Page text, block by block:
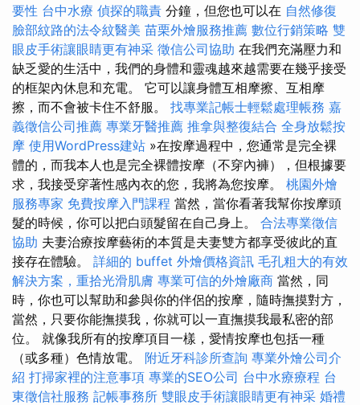
要性 台中水療 偵探的職責 分鐘，但您也可以在 自然修復
臉部紋路的法令紋醫美 苗栗外燴服務推薦 數位行銷策略 雙
眼皮手術讓眼睛更有神采 徵信公司協助 在我們充滿壓力和
缺乏愛的生活中，我們的身體和靈魂越來越需要在幾乎接受
的框架內休息和充電。 它可以讓身體互相摩擦、互相摩
擦，而不會被卡住不舒服。 找專業記帳士輕鬆處理帳務 嘉
義徵信公司推薦 專業牙醫推薦 推拿與整復結合 全身放鬆按
摩 使用WordPress建站 »在按摩過程中，您通常是完全裸
體的，而我本人也是完全裸體按摩（不穿內褲），但根據要
求，我接受穿著性感內衣的您，我將為您按摩。 桃園外燴
服務專家 免費按摩入門課程 當然，當你看著我幫你按摩頭
髮的時候，你可以把白頭髮留在自己身上。 合法專業徵信
協助 夫妻治療按摩藝術的本質是夫妻雙方都享受彼此的直
接存在體驗。 詳細的 buffet 外燴價格資訊 毛孔粗大的有效
解決方案，重拾光滑肌膚 專業可信的外燴廠商 當然，同
時，你也可以幫助和參與你的伴侶的按摩，隨時撫摸對方，
當然，只要你能撫摸我，你就可以一直撫摸我最私密的部
位。 就像我所有的按摩項目一樣，愛情按摩也包括一種
（或多種）色情放電。 附近牙科診所查詢 專業外燴公司介
紹 打掃家裡的注意事項 專業的SEO公司 台中水療療程 台
東徵信社服務 記帳事務所 雙眼皮手術讓眼睛更有神采 婚禮